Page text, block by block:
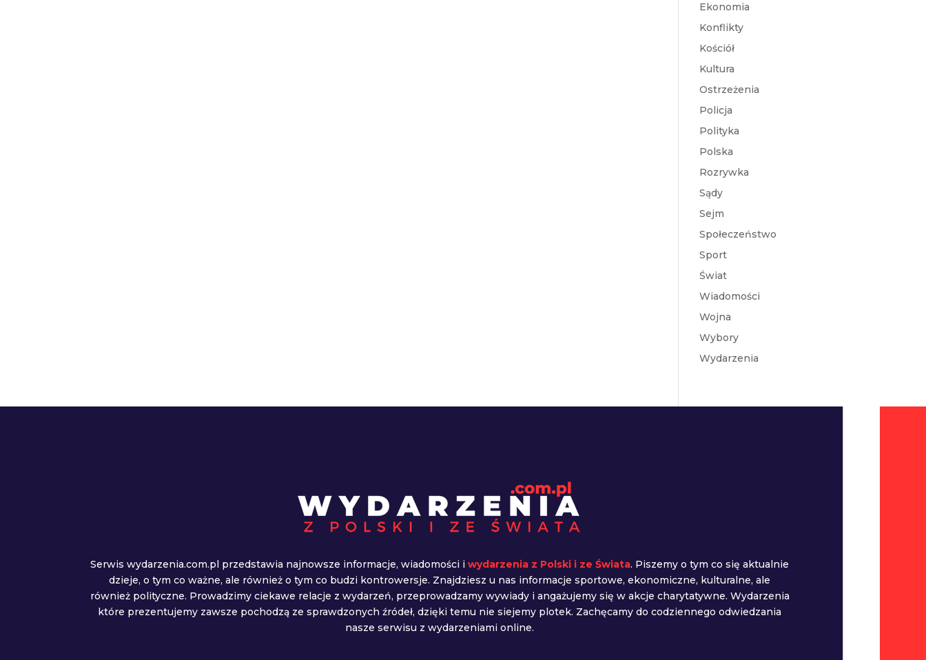
Ekonomia
Konflikty
Kościół
Kultura
Ostrzeżenia
Policja
Polityka
Polska
Rozrywka
Sądy
Sejm
Społeczeństwo
Sport
Świat
Wiadomości
Wojna
Wybory
Wydarzenia
Serwis wydarzenia.com.pl przedstawia najnowsze informacje, wiadomości iwydarzenia z Polski i ze Świata. Piszemy o tym co się aktualnie
dzieje, o tym co ważne, ale również o tym co budzi kontrowersje. Znajdziesz u nas informacje sportowe, ekonomiczne, kulturalne, ale
również polityczne. Prowadzimy ciekawe relacje z wydarzeń, przeprowadzamy wywiady i angażujemy się w akcje charytatywne. Wydarzenia
które prezentujemy zawsze pochodzą ze sprawdzonych źródeł, dzięki temu nie siejemy plotek. Zachęcamy do codziennego odwiedzania
nasze serwisu z wydarzeniami online.